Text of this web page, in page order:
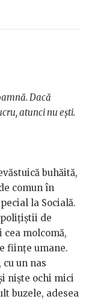
Dacă
atunci nu ești.
buhăită,
comun în
la Socială.
de
molcomă,
ființe umane.
un nas
niște ochi mici
buzele, adesea